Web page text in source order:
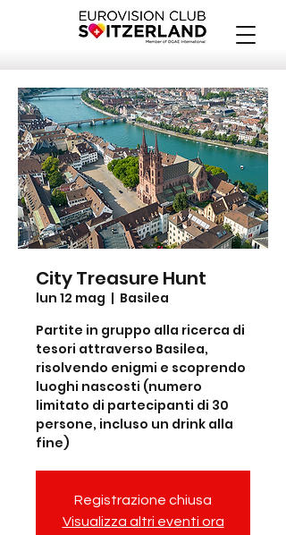
City Treasure Hunt
lun 12 mag
  |
Basilea
Partite in gruppo alla ricerca di
tesori attraverso Basilea,
risolvendo enigmi e scoprendo
luoghi nascosti (numero
limitato di partecipanti di 30
persone, incluso un drink alla
fine)
Registrazione chiusa
Visualizza altri eventi ora